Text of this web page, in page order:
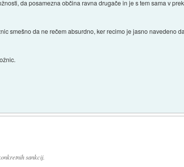
da posamezna občina ravna drugače in je s tem sama v
smešno da ne rečem absurdno, ker recimo je jasno navedeno
sankcij.